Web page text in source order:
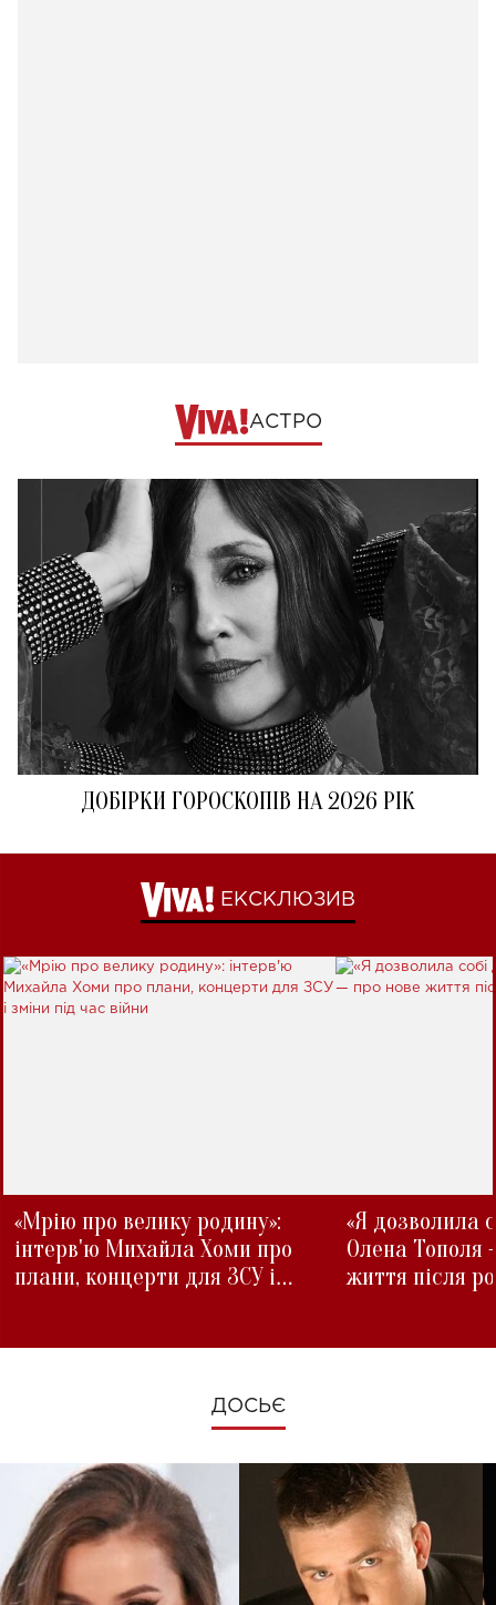
АСТРО
ДОБІРКИ ГОРОСКОПІВ НА 2026 РІК
ЕКСКЛЮЗИВ
«Мрію про велику родину»:
інтерв'ю Михайла Хоми про
плани, концерти для ЗСУ і
«Я дозволила
Олена Тополя
життя після
ДОСЬЄ